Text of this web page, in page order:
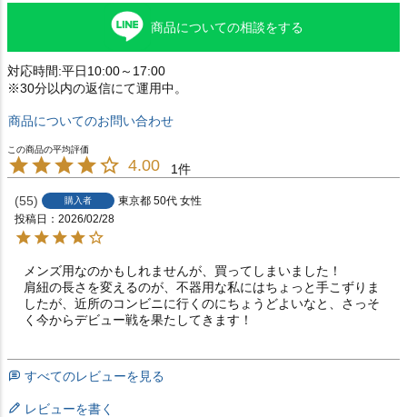
商品についての相談をする
対応時間:平日10:00～17:00
※30分以内の返信にて運用中。
商品についてのお問い合わせ
4.00 1
55 購入者 東京都 50代 女性
投稿日
2026/02/28
メンズ用なのかもしれませんが、買ってしまいました！
肩紐の長さを変えるのが、不器用な私にはちょっと手こずりま
したが、近所のコンビニに行くのにちょうどよいなと、さっそ
く今からデビュー戦を果たしてきます！
すべてのレビューを見る
レビューを書く